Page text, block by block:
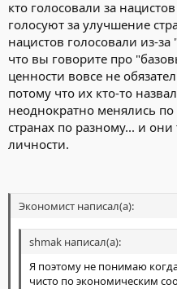
кто голосовали за
голосуют за улучшение
нацистов голосовали из-
что вы говорите про
ценности вовсе не
потому что их кто-то
неоднократно менялись
странах по разному... и
личности.
Экономист написал(а):
shmak написал(а):
Я поэтому не понимаю
чисто по экономическим